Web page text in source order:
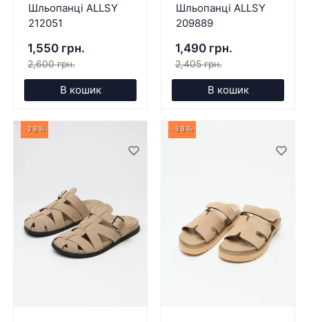
Шльопанці ALLSY
212051
1,550 грн.
2,600 грн.
В кошик
Шльопанці ALLSY
209889
1,490 грн.
2,405 грн.
В кошик
-28% -38%